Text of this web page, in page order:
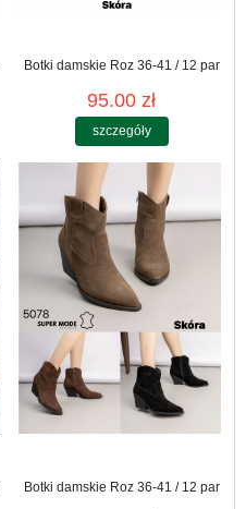
Botki damskie Roz 36-41 / 12 par
95.00 zł
szczegóły
Botki damskie Roz 36-41 / 12 par